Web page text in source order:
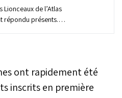
Lionceaux de l’Atlas
répondu présents.
derniers instants pour
(2-1), samedi au
Mohammed VI
ont rapidement été
inscrits en première